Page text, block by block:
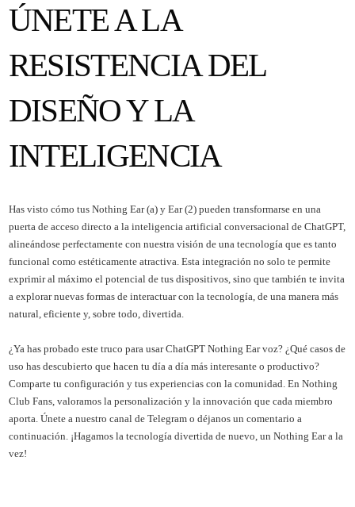
ÚNETE A LA
RESISTENCIA DEL
DISEÑO Y LA
INTELIGENCIA
Has visto cómo tus Nothing Ear (a) y Ear (2) pueden transformarse en una
puerta de acceso directo a la inteligencia artificial conversacional de ChatGPT,
alineándose perfectamente con nuestra visión de una tecnología que es tanto
funcional como estéticamente atractiva. Esta integración no solo te permite
exprimir al máximo el potencial de tus dispositivos, sino que también te invita
a explorar nuevas formas de interactuar con la tecnología, de una manera más
natural, eficiente y, sobre todo, divertida.
¿Ya has probado este truco para usar ChatGPT Nothing Ear voz? ¿Qué casos de
uso has descubierto que hacen tu día a día más interesante o productivo?
Comparte tu configuración y tus experiencias con la comunidad. En Nothing
Club Fans, valoramos la personalización y la innovación que cada miembro
aporta. Únete a nuestro canal de Telegram o déjanos un comentario a
continuación. ¡Hagamos la tecnología divertida de nuevo, un Nothing Ear a la
vez!